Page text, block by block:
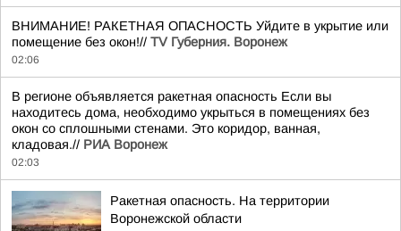
ВНИМАНИЕ! РАКЕТНАЯ ОПАСНОСТЬ Уйдите в укрытие или
помещение без окон!// TV Губерния. Воронеж
02:06
В регионе объявляется ракетная опасность Если вы
находитесь дома, необходимо укрыться в помещениях без
окон со сплошными стенами. Это коридор, ванная,
кладовая.// РИА Воронеж
02:03
Ракетная опасность. На территории
Воронежской области